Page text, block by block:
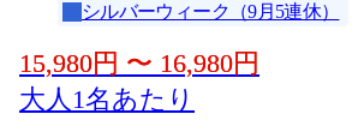
シルバーウィーク（9月5連休）
15,980円 〜 16,980円
大人1名あたり